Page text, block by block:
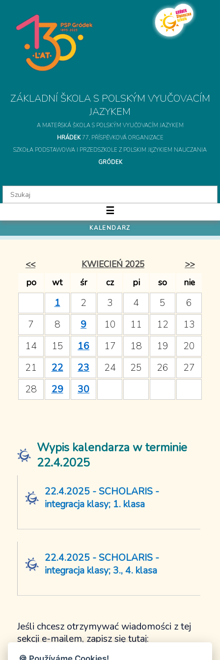
ZÁKLADNÍ ŠKOLA S
A MATEŘSKÁ ŠKOLA S POLSKÝM VYUČOVACÍM JAZYKEM
HRÁDEK77, PŘÍSPĚVKOVÁ ORGANIZACE
SZKOŁA PODSTAWOWA I PRZEDSZKOLE Z POLSKIM JĘZYKIEM NAUCZANIA
GRÓDEK
☰
Kontakt
Pracownicy
Macierz Szkolna
Historia szkoły
Dokumenty
Szkolny program edukacyjny
Rozkłady lekcji
Regulaminy
Výroční zprávy
Plan pracy
Budżet
Koncepce rozvoje školy
Pliki do pobrania
Z życia szkoły
Info dla rodziców
Kalendarz
Przedszkole
Historia przedszkola
Informacje dla rodziców
Z życia przedszkola
Nasi sponsorzy
KALENDARZ
Wypis kalendarza w terminie
22.4.2025
22.4.2025 - SCHOLARIS -
integracja klasy; 1. klasa
22.4.2025 - SCHOLARIS -
integracja klasy; 3., 4. klasa
Jeśli chcesz otrzymywać wiadomości z tej
sekcji e-mailem, zapisz się tutaj:
<< KWIECIEŃ 2025
>>
po
wt śr cz pi so nie
1 2 3 4 5
6
7
8 9 10 11 12
13
14
15 16 17 18 19
20
21
22 23 24 25 26
27
28
29 30